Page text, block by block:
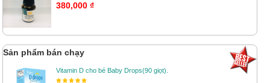
380,000 ₫
Sản phẩm bán chạy
Vitamin D cho bé Baby Drops(90 giọt).